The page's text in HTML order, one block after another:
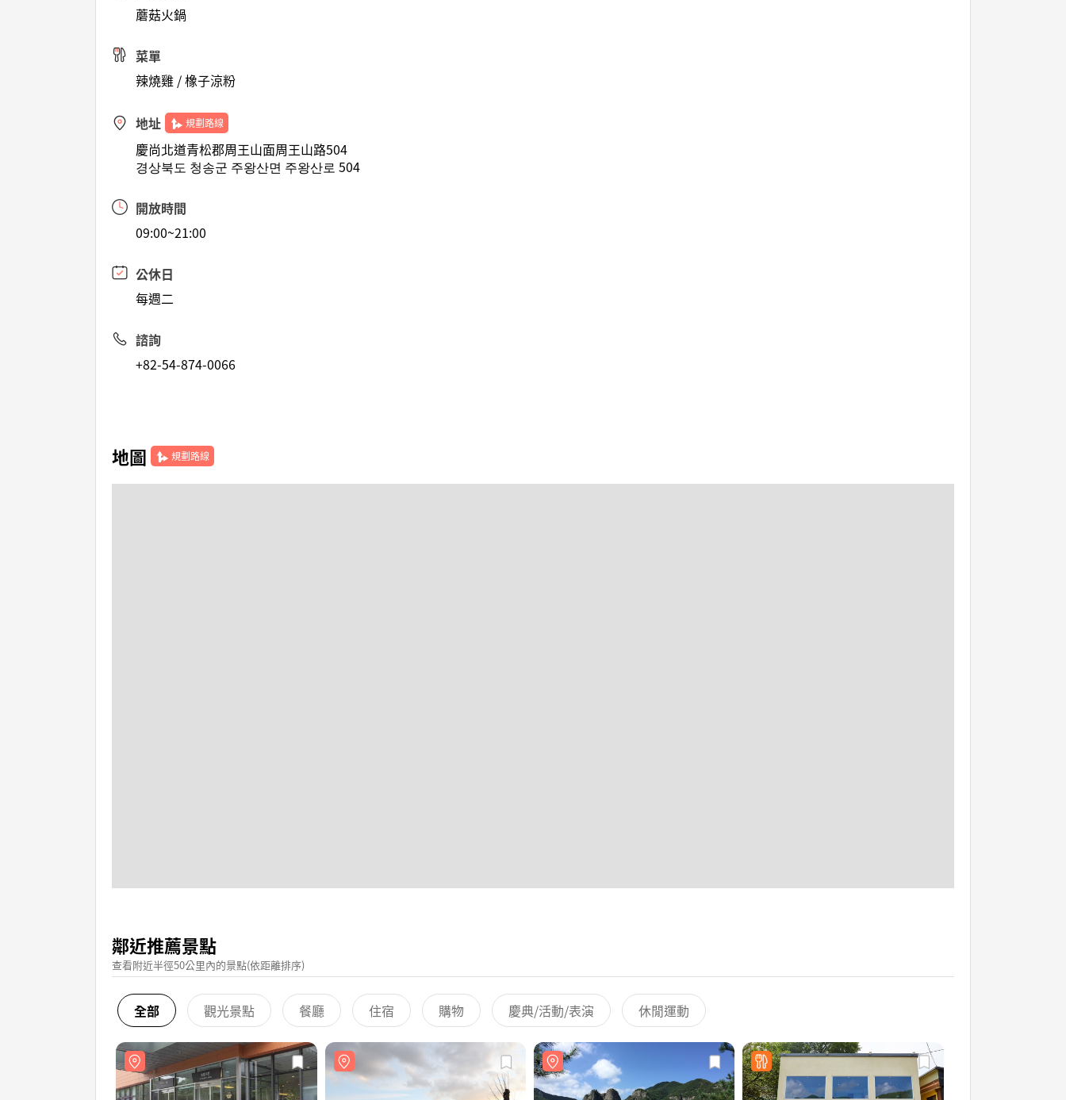
蘑菇火鍋
菜單
辣燒雞 / 橡子涼粉
地址 規劃路線
慶尚北道青松郡周王山面周王山路504
경상북도 청송군 주왕산면 주왕산로 504
開放時間
09:00~21:00
公休日
每週二
諮詢
+82-54-874-0066
地圖 規劃路線
鄰近推薦景點
查看附近半徑50公里內的景點(依距離排序)
全部 觀光景點 餐廳 住宿 購物 慶典/活動/表演 休閒運動